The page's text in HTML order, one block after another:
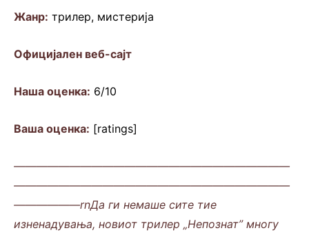
Жанр: трилер, мистерија
Официјален веб-сајт
Наша оценка: 6/10
Ваша оценка: [ratings]
—————————————————————————
—————————————————————————
——————rnДа ги немаше сите тие
изненадувања, новиот трилер „Непознат” многу